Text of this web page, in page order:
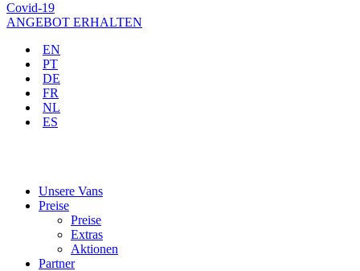
Covid-19
ANGEBOT ERHALTEN
EN
PT
DE
FR
NL
ES
Unsere Vans
Preise
Preise
Extras
Aktionen
Partner